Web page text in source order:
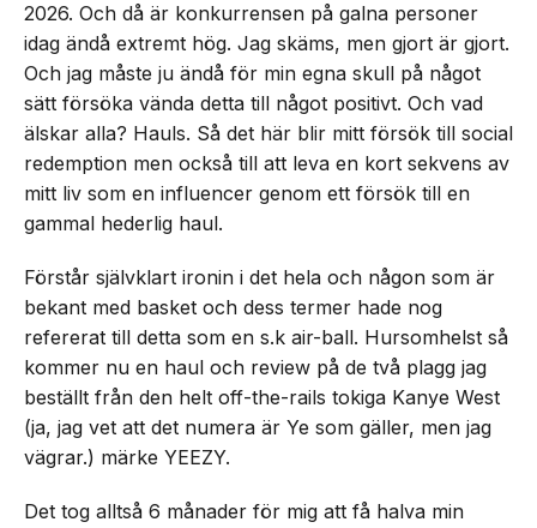
2026. Och då är konkurrensen på galna personer
idag ändå extremt hög. Jag skäms, men gjort är gjort.
Och jag måste ju ändå för min egna skull på något
sätt försöka vända detta till något positivt. Och vad
älskar alla? Hauls. Så det här blir mitt försök till social
redemption men också till att leva en kort sekvens av
mitt liv som en influencer genom ett försök till en
gammal hederlig haul.
Förstår självklart ironin i det hela och någon som är
bekant med basket och dess termer hade nog
refererat till detta som en s.k air-ball. Hursomhelst så
kommer nu en haul och review på de två plagg jag
beställt från den helt off-the-rails tokiga Kanye West
(ja, jag vet att det numera är Ye som gäller, men jag
vägrar.) märke YEEZY.
Det tog alltså 6 månader för mig att få halva min